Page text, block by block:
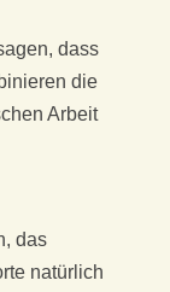
dass
die
Arbeit
das
natürlich